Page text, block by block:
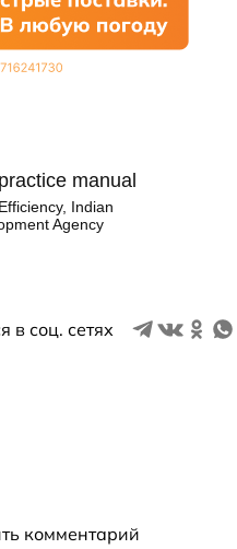
в соц. сетях
комментарий